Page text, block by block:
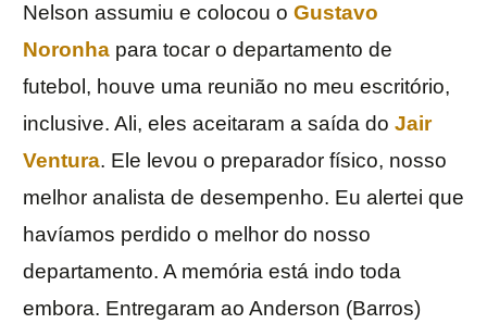
Nelson assumiu e colocou o Gustavo
Noronha para tocar o departamento de
futebol, houve uma reunião no meu escritório,
inclusive. Ali, eles aceitaram a saída do Jair
Ventura. Ele levou o preparador físico, nosso
melhor analista de desempenho. Eu alertei que
havíamos perdido o melhor do nosso
departamento. A memória está indo toda
embora. Entregaram ao Anderson (Barros)